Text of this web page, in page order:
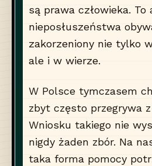
są prawa człowieka. To
nieposłuszeństwa
zakorzeniony nie tylko
ale i w wierze.
W Polsce tymczasem
zbyt często przegrywa
Wniosku takiego nie
nigdy żaden zbór. Na
taka forma pomocy